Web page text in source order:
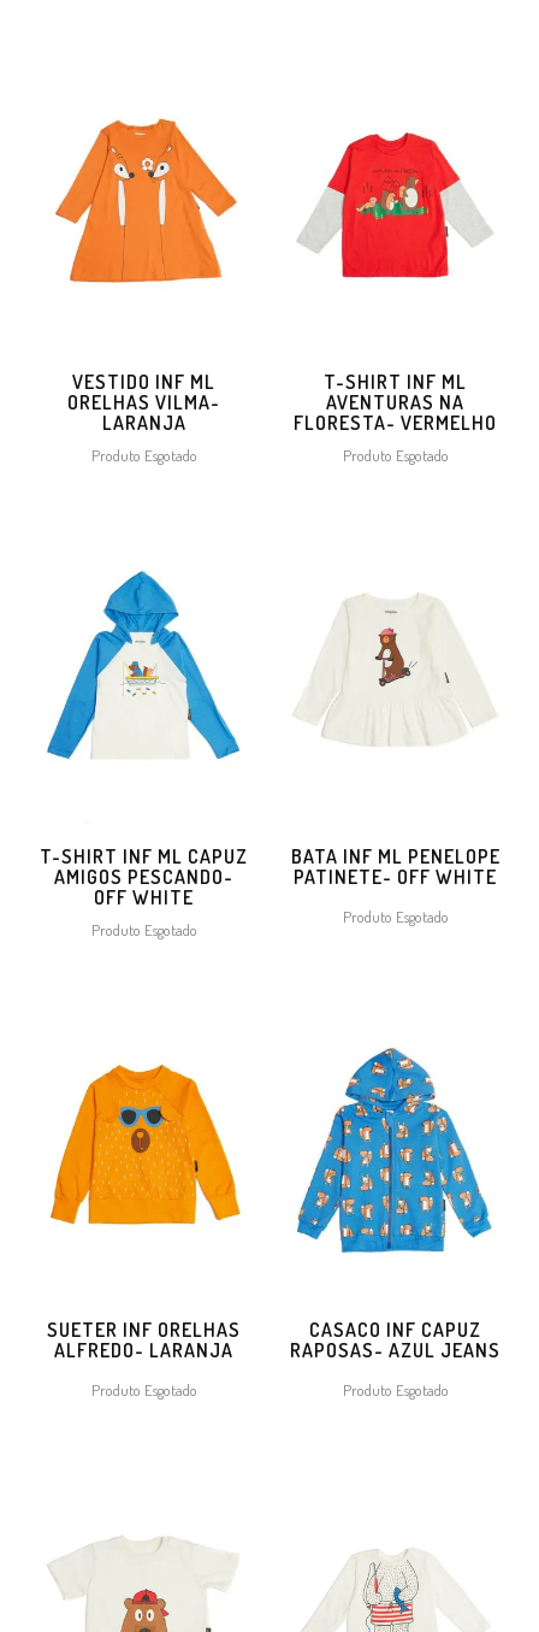
VESTIDO INF ML
ORELHAS VILMA-
LARANJA
Produto Esgotado
T-SHIRT INF ML
AVENTURAS NA
FLORESTA- VERMELHO
Produto Esgotado
T-SHIRT INF ML CAPUZ
AMIGOS PESCANDO-
OFF WHITE
Produto Esgotado
BATA INF ML PENELOPE
PATINETE- OFF WHITE
Produto Esgotado
SUETER INF ORELHAS
ALFREDO- LARANJA
Produto Esgotado
CASACO INF CAPUZ
RAPOSAS- AZUL JEANS
Produto Esgotado